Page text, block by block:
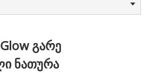
გარე
ნათურა